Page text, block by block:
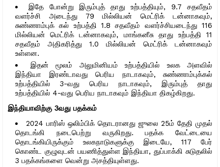
இதே போன்று இரும்புத் தாது உற்பத்தியும், 9.7 சதவீதம்
வளர்ச்சி அடைந்து 79 மில்லியன் மெட்ரிக் டன்னாகவும்,
சுண்ணாம்புக் கல் உற்பத்தி 1.8 சதவீதம் வளர்ச்சியடைந்து 116
மில்லியன் மெட்ரிக் டன்னாகவும், மாங்கனீசு தாது உற்பத்தி 11
சதவீதம் அதிகரித்து 1.0 மில்லியன் மெட்ரிக் டன்னாகவும்
உள்ளன.
இதன் மூலம் அலுமினியம் உற்பத்தியில் உலக அளவில்
இந்தியா இரண்டாவது பெரிய நாடாகவும், சுண்ணாம்புக்கல்
உற்பத்தியில் 3-வது பெரிய நாடாகவும், இரும்புத் தாது
உற்பத்தியில் 4-வது பெரிய நாடாகவும் இந்தியா திகழ்கிறது.
இந்தியாவிற்கு 3வது பதக்கம்
2024 பாரிஸ் ஒலிம்பிக் தொடரானது ஜுலை 25ம் தேதி முதல்
தொடங்கி நடைபெற்று வருகிறது. பதக்க வேட்டையை
தொடங்கியிருக்கும் உலகநாடுகளுக்கு இடையே, 117 பேர்
கொண்ட குழுவுடன் பயணித்துள்ள இந்தியா, துப்பாக்கி சுடுதலில்
3 பதக்கங்களை வென்று அசத்தியுள்ளது.